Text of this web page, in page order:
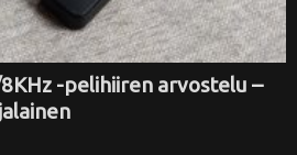
-pelihiiren arvostelu –